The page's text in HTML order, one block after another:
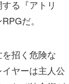
る『アトリ
だ。
招く危険な
ヤーは主人公